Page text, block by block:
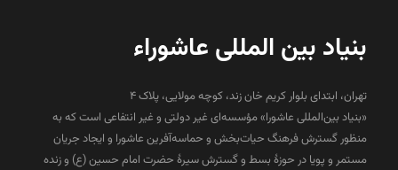
بنیاد بین المللی عاشوراء
تهران، ابتدای بلوار کریم خان زند، کوچه مولایی، پلاک 4
«بنیاد بین‌المللی عاشورا» مؤسسه‌ای غیر دولتی و غیر انتفاعی است که به
منظور گسترش فرهنگ حیات‌بخش و حماسه‌آفرین عاشورا و ایجاد جریان
مستمر و پویا در حوزۀ بسط و گسترش سیرۀ حضرت امام حسین (ع) و زنده